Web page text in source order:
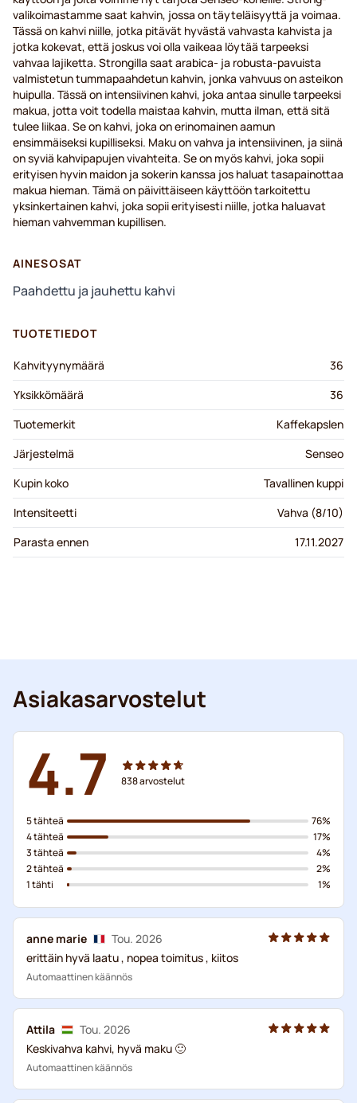
valikoimastamme saat kahvin, jossa on täyteläisyyttä ja voimaa.
Tässä on kahvi niille, jotka pitävät hyvästä vahvasta kahvista ja
jotka kokevat, että joskus voi olla vaikeaa löytää tarpeeksi
vahvaa lajiketta. Strongilla saat arabica- ja robusta-pavuista
valmistetun tummapaahdetun kahvin, jonka vahvuus on asteikon
huipulla. Tässä on intensiivinen kahvi, joka antaa sinulle tarpeeksi
makua, jotta voit todella maistaa kahvin, mutta ilman, että sitä
tulee liikaa. Se on kahvi, joka on erinomainen aamun
ensimmäiseksi kupilliseksi. Maku on vahva ja intensiivinen, ja siinä
on syviä kahvipapujen vivahteita. Se on myös kahvi, joka sopii
erityisen hyvin maidon ja sokerin kanssa jos haluat tasapainottaa
makua hieman. Tämä on päivittäiseen käyttöön tarkoitettu
yksinkertainen kahvi, joka sopii erityisesti niille, jotka haluavat
hieman vahvemman kupillisen.
AINESOSAT
Paahdettu ja jauhettu kahvi
TUOTETIEDOT
Kahvityynymäärä
36
Yksikkömäärä
36
Tuotemerkit
Kaffekapslen
Järjestelmä
Senseo
Kupin koko
Tavallinen kuppi
Intensiteetti
Vahva (8/10)
Parasta ennen
17.11.2027
Asiakasarvostelut
4.7 838arvostelut
5 tähteä
4 tähteä
3 tähteä
2 tähteä
1 tähti
76%
17%
4%
2%
1%
anne marie
Tou. 2026
erittäin hyvä laatu , nopea toimitus , kiitos
Automaattinen käännös
Attila
Tou. 2026
Keskivahva kahvi, hyvä maku 🙂
Automaattinen käännös